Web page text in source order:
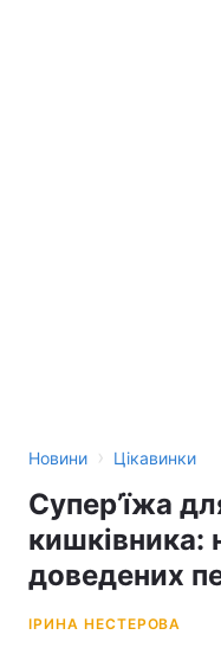
Новини › Цікавинки
Супер’їжа
кишківника:
доведених
ІРИНА НЕСТЕРОВА